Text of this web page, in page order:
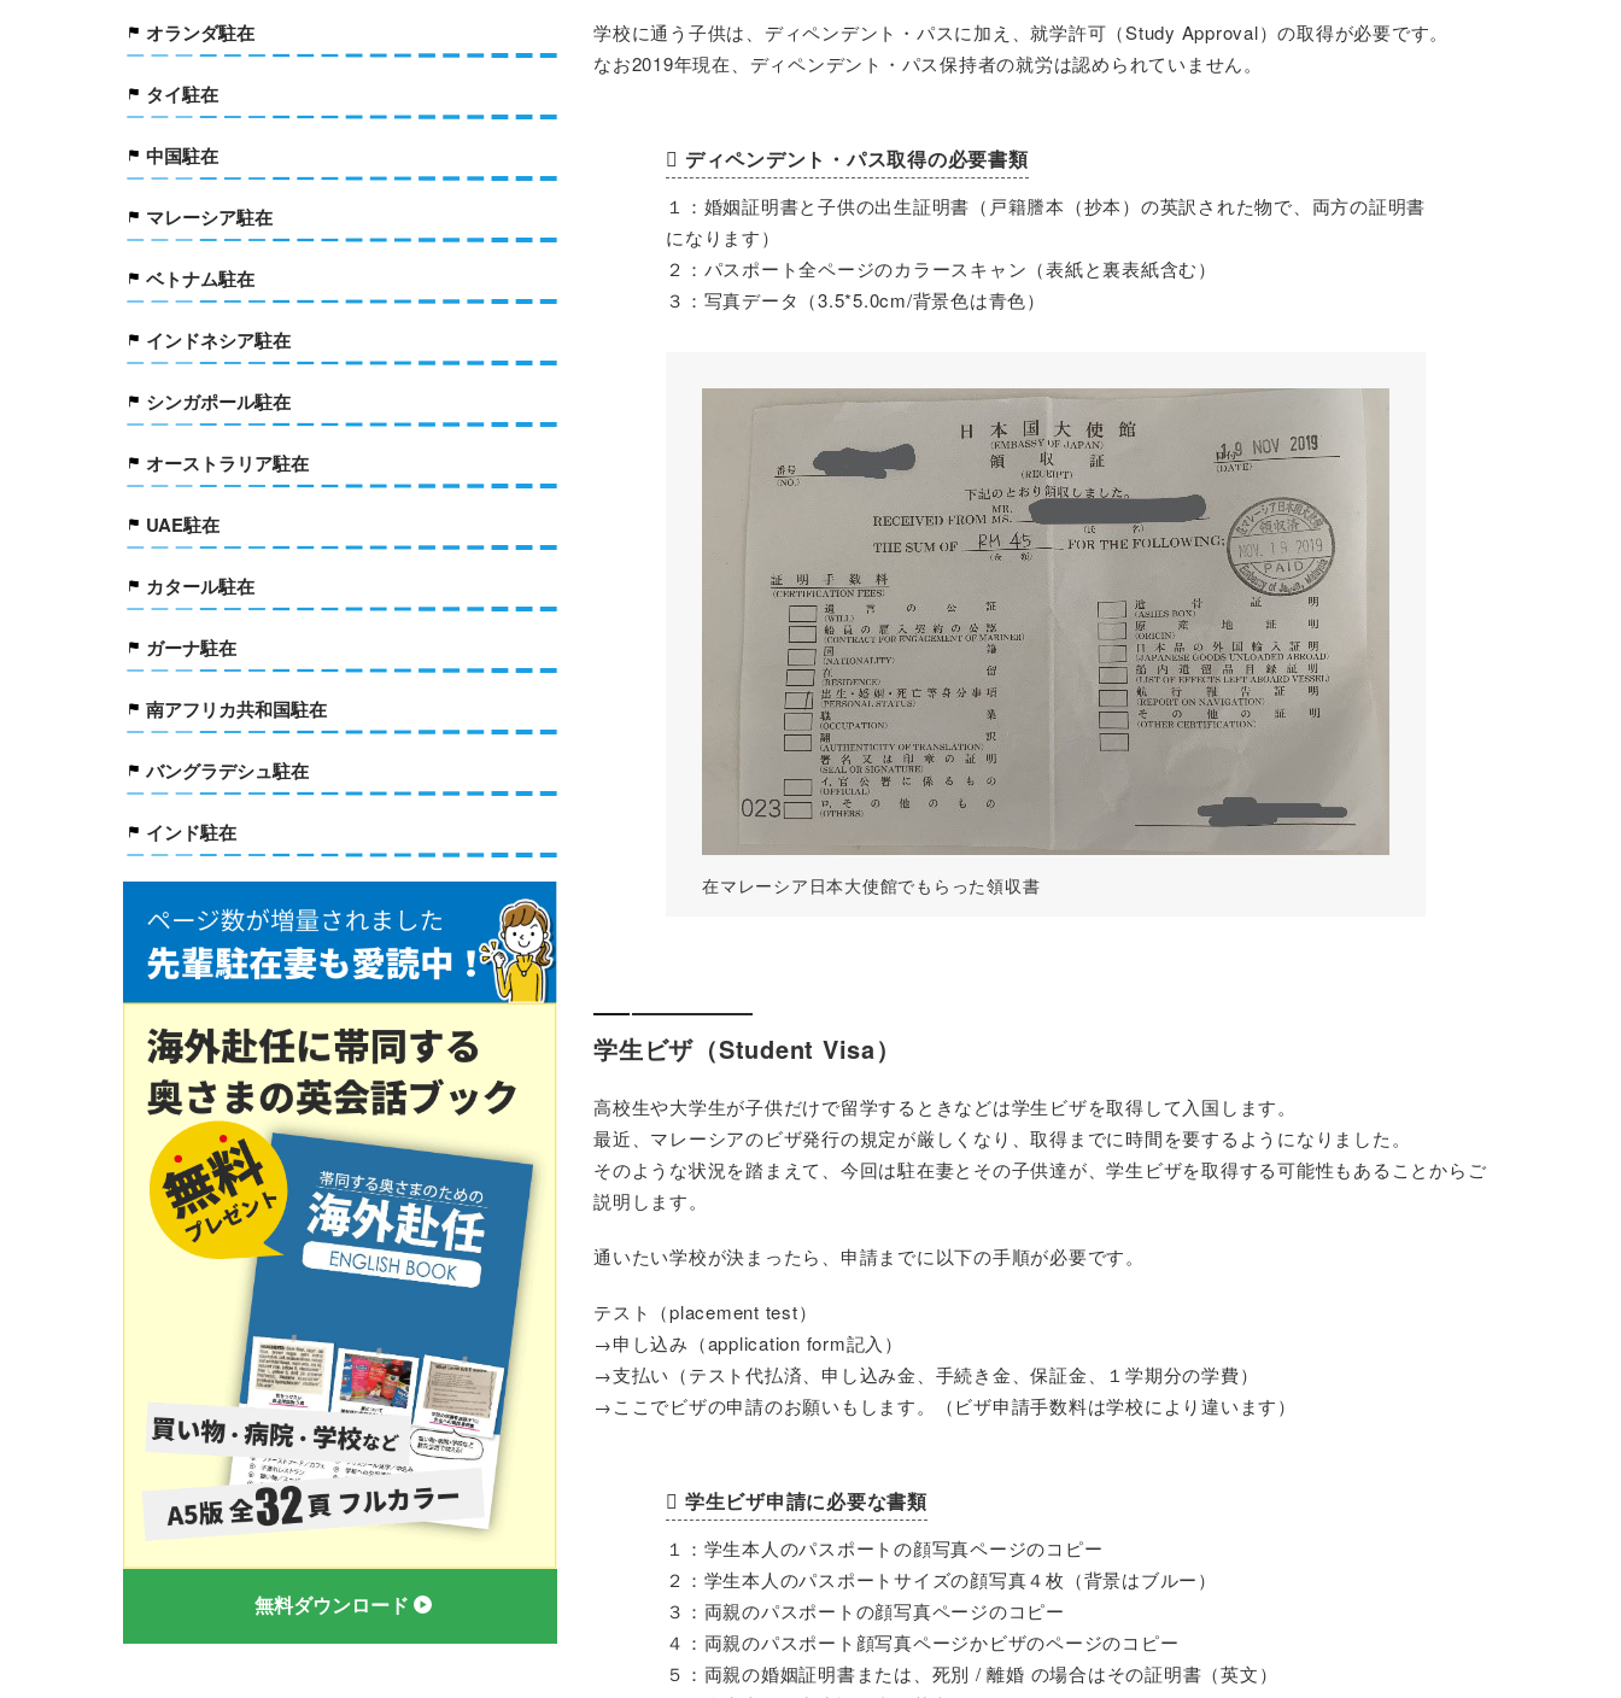
学校に通う子供は、ディペンデント・パスに加え、就学許可（Study Approval）の取得が必要です。
なお2019年現在、ディペンデント・パス保持者の就労は認められていません。
ディペンデント・パス取得の必要書類
１：婚姻証明書と子供の出生証明書（戸籍謄本（抄本）の英訳された物で、両方の証明書
になります）
２：パスポート全ページのカラースキャン（表紙と裏表紙含む）
３：写真データ（3.5*5.0cm/背景色は青色）
在マレーシア日本大使館でもらった領収書
学生ビザ（Student Visa）
高校生や大学生が子供だけで留学するときなどは学生ビザを取得して入国します。
最近、マレーシアのビザ発行の規定が厳しくなり、取得までに時間を要するようになりました。
そのような状況を踏まえて、今回は駐在妻とその子供達が、学生ビザを取得する可能性もあることからご
説明します。
通いたい学校が決まったら、申請までに以下の手順が必要です。
テスト（placement test）
→申し込み（application form記入）
→支払い（テスト代払済、申し込み金、手続き金、保証金、１学期分の学費）
→ここでビザの申請のお願いもします。（ビザ申請手数料は学校により違います）
学生ビザ申請に必要な書類
１：学生本人のパスポートの顔写真ページのコピー
２：学生本人のパスポートサイズの顔写真４枚（背景はブルー）
３：両親のパスポートの顔写真ページのコピー
４：両親のパスポート顔写真ページかビザのページのコピー
５：両親の婚姻証明書または、死別 / 離婚 の場合はその証明書（英文）
オランダ駐在
タイ駐在
中国駐在
マレーシア駐在
ベトナム駐在
インドネシア駐在
シンガポール駐在
オーストラリア駐在
UAE駐在
カタール駐在
ガーナ駐在
南アフリカ共和国駐在
バングラデシュ駐在
インド駐在
無料ダウンロード